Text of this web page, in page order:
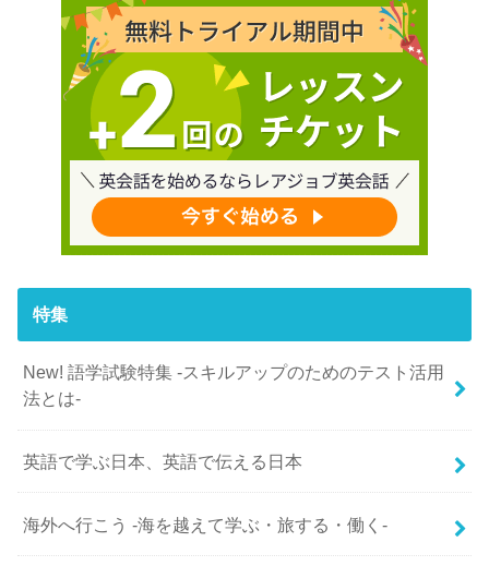
特集
New! 語学試験特集 -スキルアップのためのテスト活用
法とは-
英語で学ぶ日本、英語で伝える日本
海外へ行こう -海を越えて学ぶ・旅する・働く-